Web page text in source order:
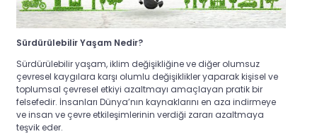
Sürdürülebilir Yaşam Nedir?
Sürdürülebilir yaşam, iklim değişikliğine ve diğer olumsuz
çevresel kaygılara karşı olumlu değişiklikler yaparak kişisel ve
toplumsal çevresel etkiyi azaltmayı amaçlayan pratik bir
felsefedir. İnsanları Dünya’nın kaynaklarını en aza indirmeye
ve insan ve çevre etkileşimlerinin verdiği zararı azaltmaya
teşvik eder.